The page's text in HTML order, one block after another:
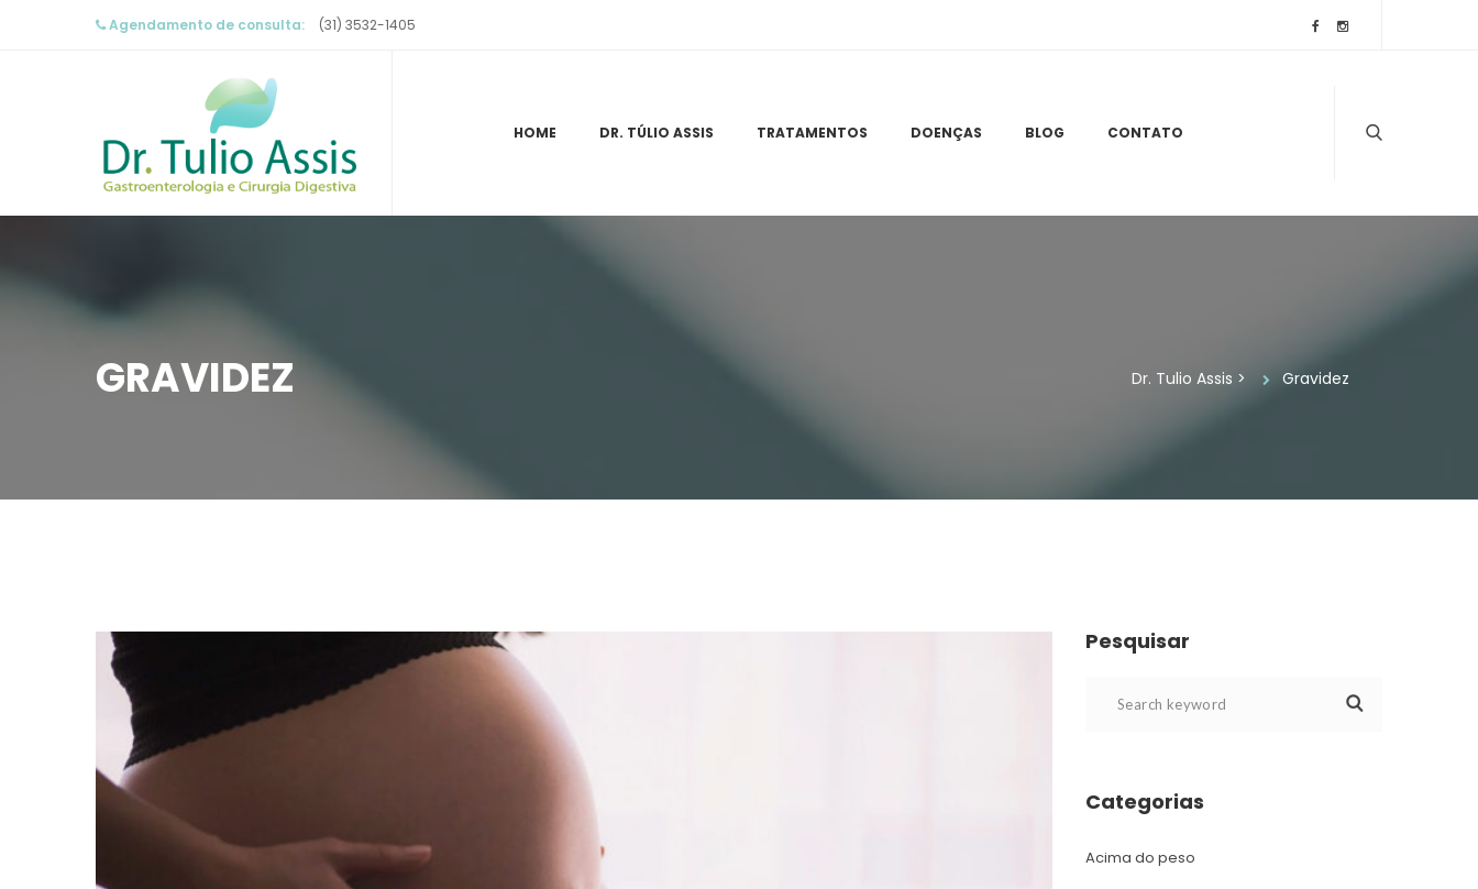
Agendamento de consulta: (31) 3532-1405
HOME DR. TÚLIO ASSIS TRATAMENTOS DOENÇAS BLOG CONTATO
GRAVIDEZ Dr. Tulio Assi > Gravidez
Pesquisar
Categoria
Acima do peso